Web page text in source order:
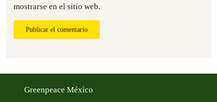
mostrarse en el sitio web.
Publicar el comentario
Greenpeace México